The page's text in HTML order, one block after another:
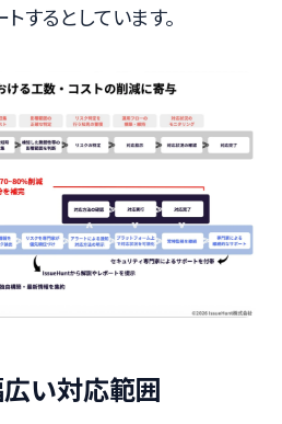
するとしています。
い対応範囲